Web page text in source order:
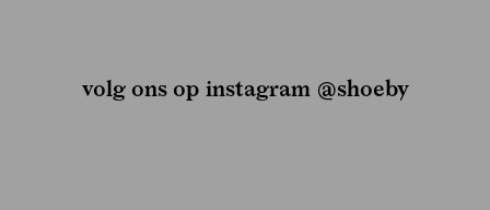
volg ons op instagram @shoeby